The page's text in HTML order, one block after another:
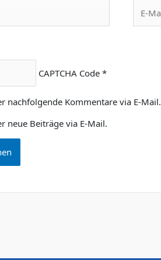
Mail-
CAPTCHA Code*
nachfolgende Kommentare via E-Mail.
neue Beiträge via E-Mail.